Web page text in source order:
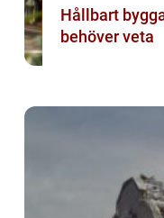
Hållbart
behöver veta